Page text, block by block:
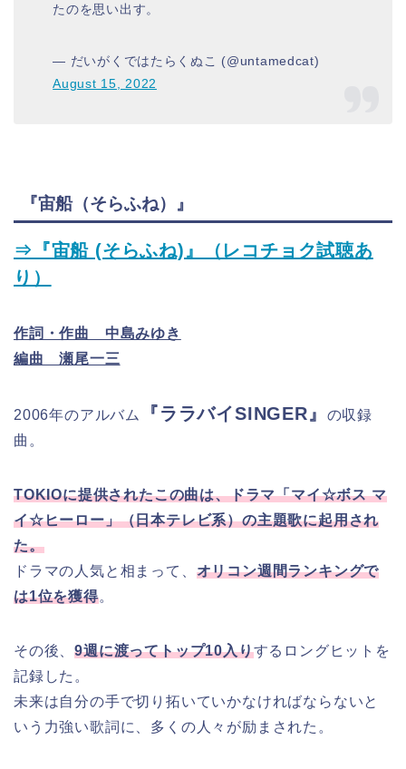
たのを思い出す。
— だいがくではたらくぬこ (@untamedcat)
August 15, 2022
『宙船（そらふね）』
⇒『宙船 (そらふね)』（レコチョク試聴あ
り）
作詞・作曲 中島みゆき
編曲 瀬尾一三
2006年のアルバム 『ララバイSINGER』
の収録
曲。
TOKIOに提供されたこの曲は、ドラマ「マイ☆ボス マ
イ☆ヒーロー」（日本テレビ系）の主題歌に起用され
た。
ドラマの人気と相まって、 オリコン週間ランキングで
は1位を獲得。
その後、9週に渡ってトップ10入りするロングヒットを
記録した。
未来は自分の手で切り拓いていかなければならないと
いう力強い歌詞に、多くの人々が励まされた。